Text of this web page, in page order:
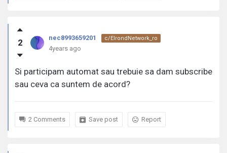
2 nec8993659201 c/ElrondNetwork_ro
4years ago
Si participam automat sau trebuie sa dam subscribe
sau ceva ca suntem de acord?
2 Comments Save post Report